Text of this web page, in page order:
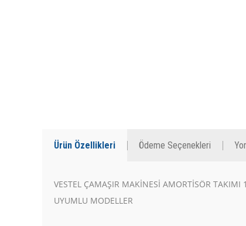
Ürün Özellikleri Ödeme Seçenekleri
VESTEL ÇAMAŞIR MAKİNESİ AMORTİSÖR
UYUMLU MODELLER